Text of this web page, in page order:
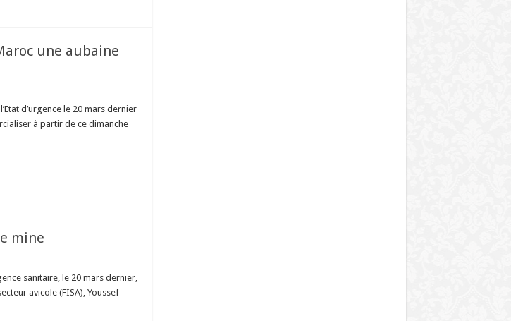
une aubaine
d’urgence le 20 mars dernier
à partir de ce dimanche
mine
sanitaire, le 20 mars dernier,
avicole (FISA), Youssef